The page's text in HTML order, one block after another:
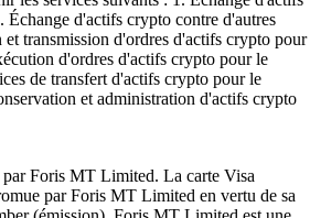
Échange d'actifs crypto contre d'autres
transmission d'ordres d'actifs crypto pour
d'ordres d'actifs crypto pour le
de transfert d'actifs crypto pour le
et administration d'actifs crypto
Foris MT Limited. La carte Visa
par Foris MT Limited en vertu de sa